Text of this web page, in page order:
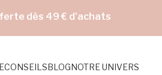
dès 49 € d'achats
CONSEILSBLOGNOTRE UNIVERS